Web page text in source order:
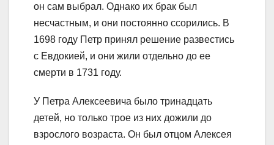
он сам выбрал. Однако их брак был
несчастным, и они постоянно ссорились. В
1698 году Петр принял решение развестись
с Евдокией, и они жили отдельно до ее
смерти в 1731 году.
У Петра Алексеевича было тринадцать
детей, но только трое из них дожили до
взрослого возраста. Он был отцом Алексея